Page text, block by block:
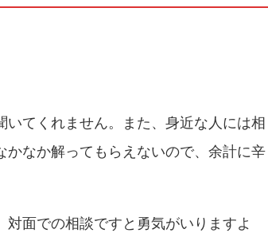
てくれません。また、身近な人には相
なか解ってもらえないので、余計に辛
面での相談ですと勇気がいりますよ